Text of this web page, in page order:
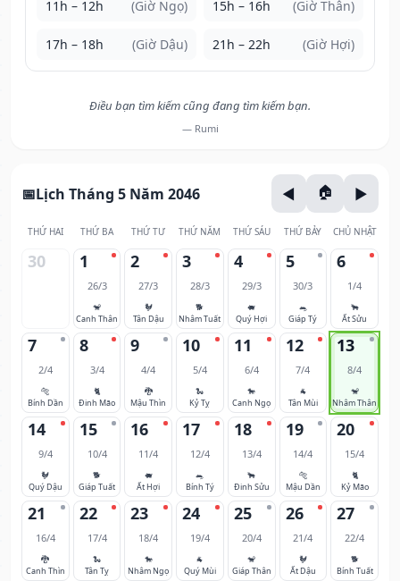
11h – 12h (Giờ Ngọ) 15h – 16h (Giờ Thân)
17h – 18h (Giờ Dậu) 21h – 22h (Giờ Hợi)
Điều bạn tìm kiếm cũng đang tìm kiếm bạn.
— Rumi
Lịch Tháng 5 Năm 2046
THỨ HAI THỨ BA THỨ TƯ THỨ NĂM THỨ SÁU THỨ BẢY CHỦ NHẬT
30 1
26/3
🐒
Canh Thân
2
27/3
🐓
Tân Dậu
3
28/3
🐕
Nhâm Tuất
4
29/3
🐖
Quý Hợi
5
30/3
🐀
Giáp Tý
6
1/4
🐂
Ất Sửu
7
2/4
🐅
Bính Dần
8
3/4
🐈
Đinh Mão
9
4/4
🐉
Mậu Thìn
10
5/4
🐍
Kỷ Tỵ
11
6/4
🐎
Canh Ngọ
12
7/4
🐐
Tân Mùi
13
8/4
🐒
Nhâm Thân
14
9/4
🐓
Quý Dậu
15
10/4
🐕
Giáp Tuất
16
11/4
🐖
Ất Hợi
17
12/4
🐀
Bính Tý
18
13/4
🐂
Đinh Sửu
19
14/4
🐅
Mậu Dần
20
15/4
🐈
Kỷ Mão
21
16/4
🐉
Canh Thìn
22
17/4
🐍
Tân Tỵ
23
18/4
🐎
Nhâm Ngọ
24
19/4
🐐
Quý Mùi
25
20/4
🐒
Giáp Thân
26
21/4
🐓
Ất Dậu
27
22/4
🐕
Bính Tuất